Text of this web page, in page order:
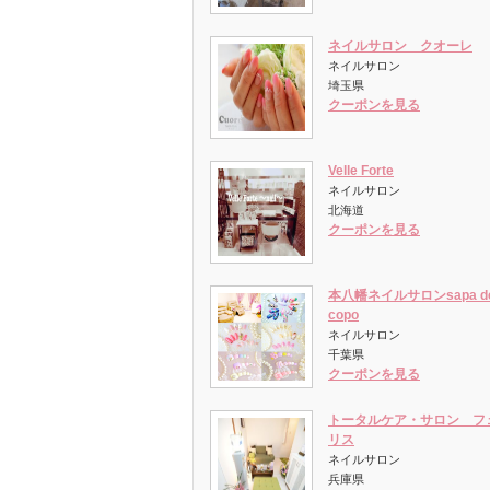
ネイルサロン クオーレ
ネイルサロン
埼玉県
クーポンを見る
Velle Forte
ネイルサロン
北海道
クーポンを見る
本八幡ネイルサロンsapa
copo
ネイルサロン
千葉県
クーポンを見る
トータルケア・サロン フ
リス
ネイルサロン
兵庫県